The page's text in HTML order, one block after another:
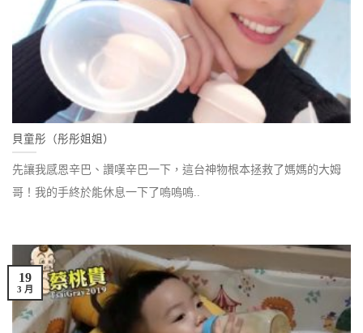
貝童彤（彤彤姐姐）
先讓我感恩辛巴、讚嘆辛巴一下，這台神物根本拯救了媽媽的大姆
哥！我的手終於能休息一下了嗚嗚嗚..
19
3 月